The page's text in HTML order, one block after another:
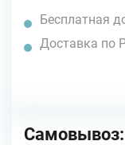
Бесплатная
Доставка по
Самовывоз: